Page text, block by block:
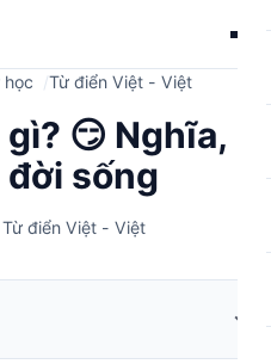
học Từ điển Việt - Việt
😏 Nghĩa,
sống
Từ điển Việt - Việt